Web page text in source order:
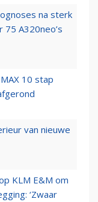
na sterk
75 A320neo’s
10 stap
van nieuwe
KLM E&M om
‘Zwaar